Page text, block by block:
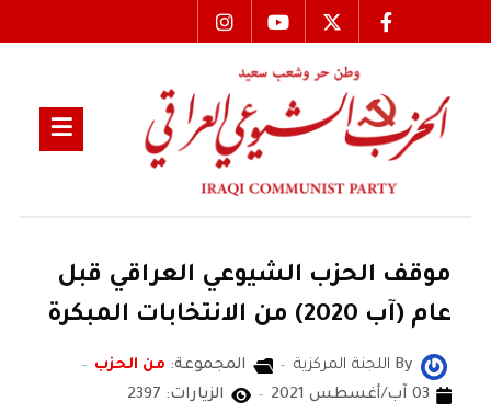
موقف الحزب الشيوعي العراقي قبل
عام (آب 2020) من الانتخابات المبكرة
By اللجنة المركزية المجموعة: من الحزب
03 آب/أغسطس 2021
الزيارات: 2397